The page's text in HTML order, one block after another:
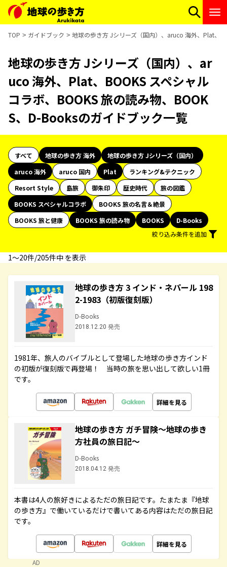
TOP ガイドブック 地球の歩き方 Jシリーズ（国内）、aruco 海外、Plat、
地球の歩き方 Jシリーズ（国内）、ar
uco 海外、Plat、BOOKS スペシャル
コラボ、BOOKS 旅の読み物、BOOK
S、D-Booksのガイドブック一覧
すべて 地球の歩き方 海外
地球の歩き方 Jシリーズ（国内）
aruco 海外
aruco 国内 Plat
ランキング&テクニック
Resort Style
島旅 御朱印 歴史時代
旅の図鑑
BOOKS スペシャルコラボ
BOOKS 旅の名言＆絶景
BOOKS 旅と健康
BOOKS 旅の読み物 BOOKS
D-Books
絞り込み条件を追加
1〜20件/205件中 を表示
地球の歩き方 3 インド・ネパール 198
2-1983（初版復刻版）
D-Books
2018.12.20 発売
1981年、旅人のバイブルとして登場した地球の歩き方インド
の初版が復刻版で再登場！ 当時の旅を思い出して欲しい1冊
です。
詳細を見る
地球の歩き方 ガチ冒険～地球の歩き
方社員の旅日記～
D-Books
2018.04.12 発売
本書は4人の旅好きによるただの旅日記です。たまたま『地球
の歩き方』で働いているだけで書いてある内容はただの旅日記
です。
詳細を見る
AD